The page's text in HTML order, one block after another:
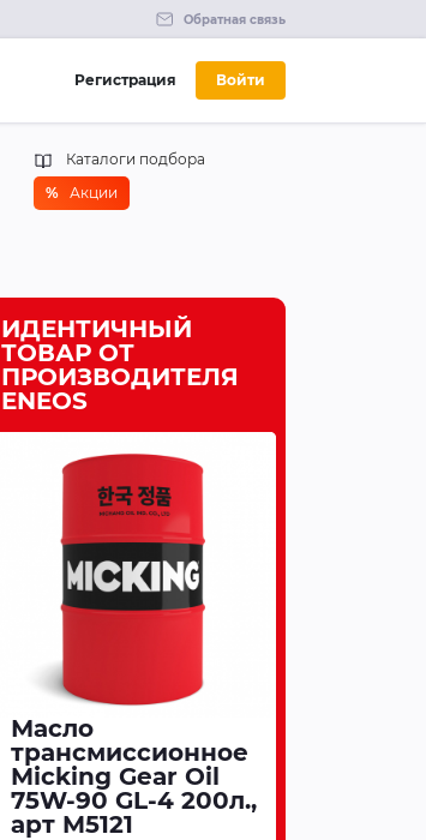
Обратная связь
Регистрация Войти
Каталоги подбора
% Акции
ИДЕНТИЧНЫЙ
ТОВАР ОТ
ПРОИЗВОДИТЕЛЯ
ENEOS
Масло
трансмиссионное
Micking Gear Oil
75W-90 GL-4 200л.,
арт M5121